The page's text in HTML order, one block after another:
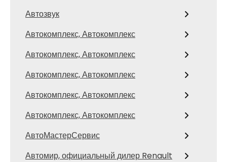
Автозвук
Автокомплекс, Автокомплекс
Автокомплекс, Автокомплекс
Автокомплекс, Автокомплекс
Автокомплекс, Автокомплекс
Автокомплекс, Автокомплекс
АвтоМастерСервис
Автомир, официальный дилер Renault